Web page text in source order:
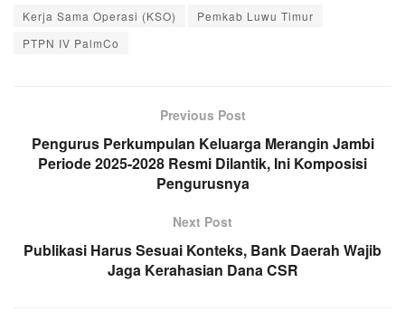
Kerja Sama Operasi (KSO)
Pemkab Luwu Timur
PTPN IV PalmCo
Previous Post
Pengurus Perkumpulan Keluarga Merangin Jambi
Periode 2025-2028 Resmi Dilantik, Ini Komposisi
Pengurusnya
Next Post
Publikasi Harus Sesuai Konteks, Bank Daerah Wajib
Jaga Kerahasian Dana CSR